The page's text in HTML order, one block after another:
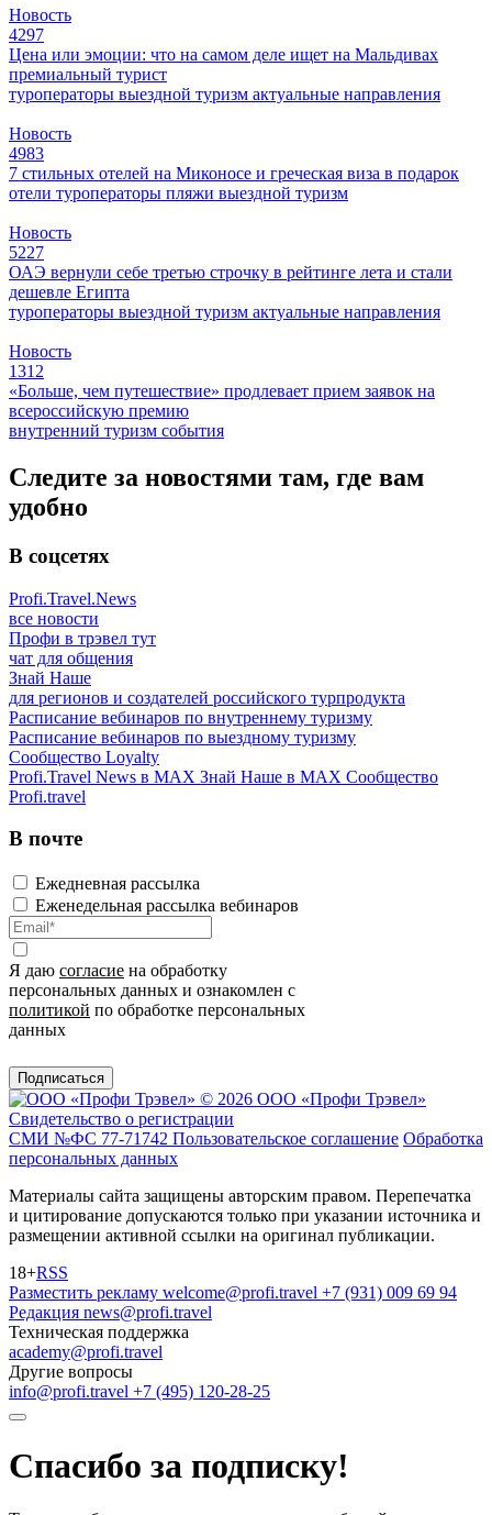
Новость
4297
Цена или эмоции: что на самом деле ищет на Мальдивах
премиальный турист
туроператоры выездной туризм актуальные направления
Новость
4983
7 стильных отелей на Миконосе и греческая виза в подарок
отели туроператоры пляжи выездной туризм
Новость
5227
ОАЭ вернули себе третью строчку в рейтинге лета и стали
дешевле Египта
туроператоры выездной туризм актуальные направления
Новость
1312
«Больше, чем путешествие» продлевает прием заявок на
всероссийскую премию
внутренний туризм события
Следите за новостями там, где вам
удобно
В соцсетях
Profi.Travel.News
все новости
Профи в трэвел тут
чат для общения
Знай Наше
для регионов и создателей российского турпродукта
Расписание вебинаров по внутреннему туризму
Расписание вебинаров по выездному туризму
Сообщество Loyalty
Profi.Travel News в MAX Знай Наше в MAX Сообщество
Profi.travel
В почте
Ежедневная рассылка
Еженедельная рассылка вебинаров
Я даю согласие на обработку
персональных данных и ознакомлен с
политикой по обработке персональных
данных
Подписаться
© 2026 ООО «Профи Трэвeл»
Свидетельство о регистрации
СМИ №ФС 77-71742 Пользовательское соглашение Обработка
персональных данных
Материалы сайта защищены авторским правом. Перепечатка
и цитирование допускаются только при указании источника и
размещении активной ссылки на оригинал публикации.
18+RSS
Разместить рекламу welcome@profi.travel +7 (931) 009 69 94
Редакция news@profi.travel
Техническая поддержка
academy@profi.travel
Другие вопросы
info@profi.travel +7 (495) 120-28-25
Спасибо за подписку!